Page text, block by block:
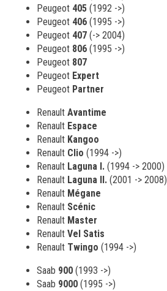
Peugeot 405 (1992 ->)
Peugeot 406 (1995 ->)
Peugeot 407 (-> 2004)
Peugeot 806 (1995 ->)
Peugeot 807
Peugeot Expert
Peugeot Partner
Renault Avantime
Renault Espace
Renault Kangoo
Renault Clio (1994 ->)
Renault Laguna I. (1994 -> 2000)
Renault Laguna II. (2001 -> 2008)
Renault Mégane
Renault Scénic
Renault Master
Renault Vel Satis
Renault Twingo (1994 ->)
Saab 900 (1993 ->)
Saab 9000 (1995 ->)